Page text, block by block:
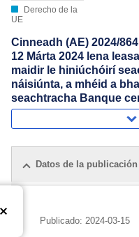
Derecho de la
UE
Cinneadh (AE) 2024/
12 Márta 2024 lena
maidir le hiniúchóirí
náisiúnta, a mhéid a
seachtracha Banque
Datos de la publicación
Publicado: 2024-03-15